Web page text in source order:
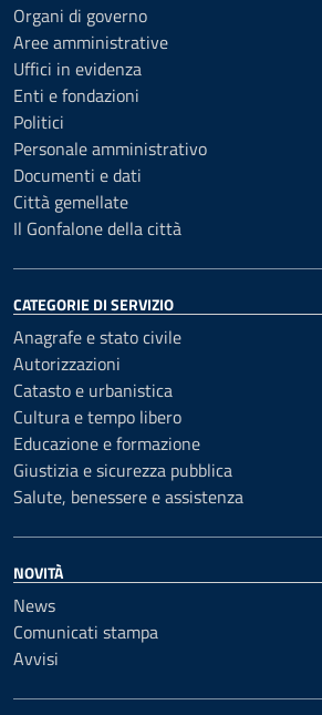
Organi di governo
Aree amministrative
Uffici in evidenza
Enti e fondazioni
Politici
Personale amministrativo
Documenti e dati
Città gemellate
Il Gonfalone della città
CATEGORIE DI SERVIZIO
Anagrafe e stato civile
Autorizzazioni
Catasto e urbanistica
Cultura e tempo libero
Educazione e formazione
Giustizia e sicurezza pubblica
Salute, benessere e assistenza
NOVITÀ
News
Comunicati stampa
Avvisi